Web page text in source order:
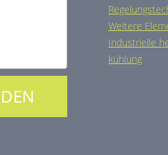
Weitere
Industrielle
kühlung